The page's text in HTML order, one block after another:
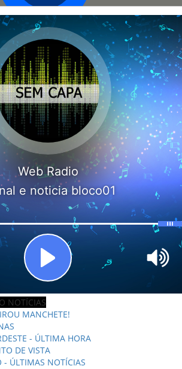
NOTÍCIAS
MANCHETE!
- ÚLTIMA HORA
DE VISTA
- ÚLTIMAS NOTÍCIAS